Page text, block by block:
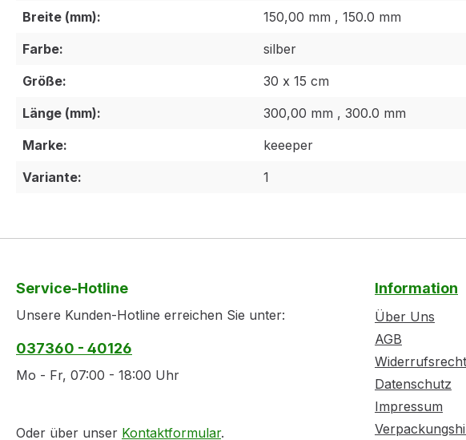
Breite (mm):
150,00 mm , 150.0 mm
Farbe:
silber
Größe:
30 x 15 cm
Länge (mm):
300,00 mm , 300.0 mm
Marke:
keeeper
Variante:
1
Service-Hotline
Unsere Kunden-Hotline erreichen Sie unter:
037360 - 40126
Mo - Fr, 07:00 - 18:00 Uhr
Oder über unser Kontaktformular.
Information
Über Uns
AGB
Widerrufsrecht
Datenschutz
Impressum